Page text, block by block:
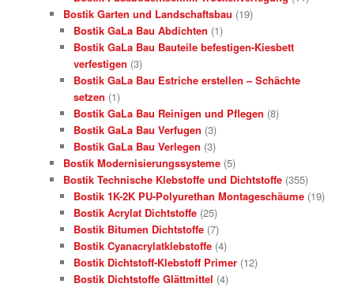
Bostik Garten und Landschaftsbau (19)
Bostik GaLa Bau Abdichten (1)
Bostik GaLa Bau Bauteile befestigen-Kiesbett
verfestigen (3)
Bostik GaLa Bau Estriche erstellen – Schächte
setzen (1)
Bostik GaLa Bau Reinigen und Pflegen (8)
Bostik GaLa Bau Verfugen (3)
Bostik GaLa Bau Verlegen (3)
Bostik Modernisierungssysteme (5)
Bostik Technische Klebstoffe und Dichtstoffe (355)
Bostik 1K-2K PU-Polyurethan Montageschäume (19)
Bostik Acrylat Dichtstoffe (25)
Bostik Bitumen Dichtstoffe (7)
Bostik Cyanacrylatklebstoffe (4)
Bostik Dichtstoff-Klebstoff Primer (12)
Bostik Dichtstoffe Glättmittel (4)